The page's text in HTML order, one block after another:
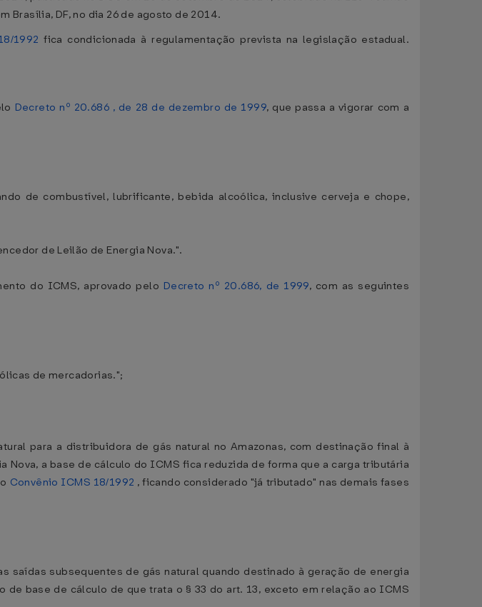
Brasília, DF, no dia 26 de agosto de 2014.
1992 fica condicionada à regulamentação prevista na legislação estadual.
Decreto nº 20.686 , de 28 de dezembro de 1999, que passa a vigorar com a
de combustível, lubrificante, bebida alcoólica, inclusive cerveja e chope,
de Leilão de Energia Nova.".
do ICMS, aprovado pelo Decreto nº 20.686, de 1999, com as seguintes
de mercadorias.";
para a distribuidora de gás natural no Amazonas, com destinação final à
a base de cálculo do ICMS fica reduzida de forma que a carga tributária
Convênio ICMS 18/1992 , ficando considerado "já tributado" nas demais fases
subsequentes de gás natural quando destinado à geração de energia
base de cálculo de que trata o § 33 do art. 13, exceto em relação ao ICMS